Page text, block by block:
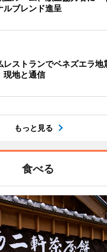
ルブレンド進呈
レストランでベネズエラ地
地と通信
もっと見る
食べる